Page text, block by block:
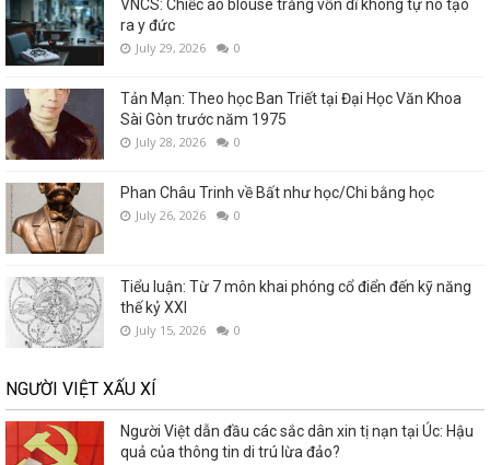
VNCS: Chiếc áo blouse trắng vốn dĩ không tự nó tạo
ra y đức
July 29, 2026 0
Tản Mạn: Theo học Ban Triết tại Đại Học Văn Khoa
Sài Gòn trước năm 1975
July 28, 2026 0
Phan Châu Trinh về Bất như học/Chi bằng học
July 26, 2026 0
Tiểu luận: Từ 7 môn khai phóng cổ điển đến kỹ năng
thế kỷ XXI
July 15, 2026 0
NGƯỜI VIỆT XẤU XÍ
Người Việt dẫn đầu các sắc dân xin tị nạn tại Úc: Hậu
quả của thông tin di trú lừa đảo?